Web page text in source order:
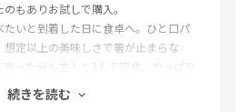
もありお試しで購入。
いと到着した日に食卓へ。ひと口パ
定以上の美味しさで箸が止まらな
った分も主人と2人で完食。やっぱり
ー！
続きを読む